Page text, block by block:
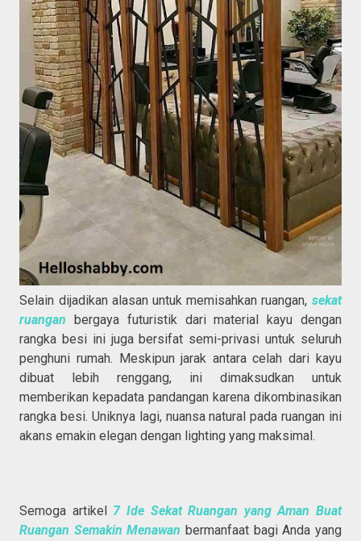
Selain dijadikan alasan untuk memisahkan ruangan, sekat
ruangan bergaya futuristik dari material kayu dengan
rangka besi ini juga bersifat semi-privasi untuk seluruh
penghuni rumah. Meskipun jarak antara celah dari kayu
dibuat lebih renggang, ini dimaksudkan untuk
memberikan kepadata pandangan karena dikombinasikan
rangka besi. Uniknya lagi, nuansa natural pada ruangan ini
akans emakin elegan dengan lighting yang maksimal.
Semoga artikel 7 Ide Sekat Ruangan yang Aman Buat
Ruangan Semakin Menawan bermanfaat bagi Anda yang